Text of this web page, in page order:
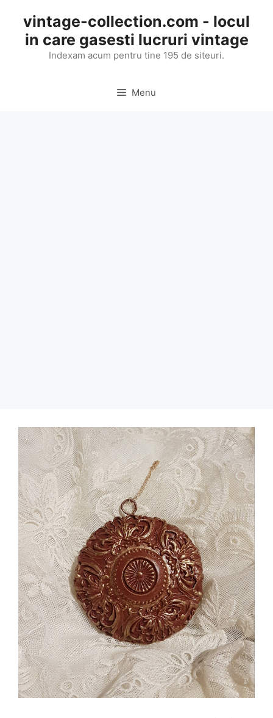
content
vintage-collection.com - locul
in care gasesti lucruri vintage
Indexam acum pentru tine 195 de siteuri.
Menu